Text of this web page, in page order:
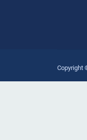
Copyright